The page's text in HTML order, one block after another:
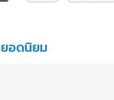
ยอดนิยม